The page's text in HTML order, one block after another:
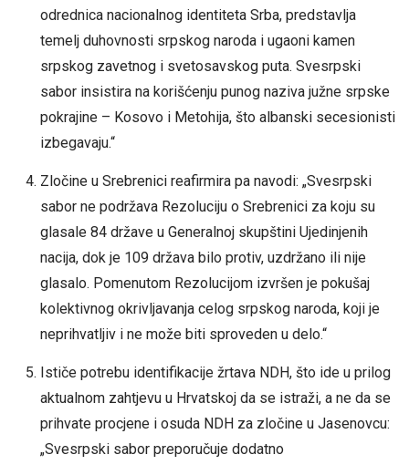
odrednica nacionalnog identiteta Srba, predstavlja
temelj duhovnosti srpskog naroda i ugaoni kamen
srpskog zavetnog i svetosavskog puta. Svesrpski
sabor insistira na korišćenju punog naziva južne srpske
pokrajine – Kosovo i Metohija, što albanski secesionisti
izbegavaju.“
Zločine u Srebrenici reafirmira pa navodi: „Svesrpski
sabor ne podržava Rezoluciju o Srebrenici za koju su
glasale 84 države u Generalnoj skupštini Ujedinjenih
nacija, dok je 109 država bilo protiv, uzdržano ili nije
glasalo. Pomenutom Rezolucijom izvršen je pokušaj
kolektivnog okrivljavanja celog srpskog naroda, koji je
neprihvatljiv i ne može biti sproveden u delo.“
Ističe potrebu identifikacije žrtava NDH, što ide u prilog
aktualnom zahtjevu u Hrvatskoj da se istraži, a ne da se
prihvate procjene i osuda NDH za zločine u Jasenovcu:
„Svesrpski sabor preporučuje dodatno